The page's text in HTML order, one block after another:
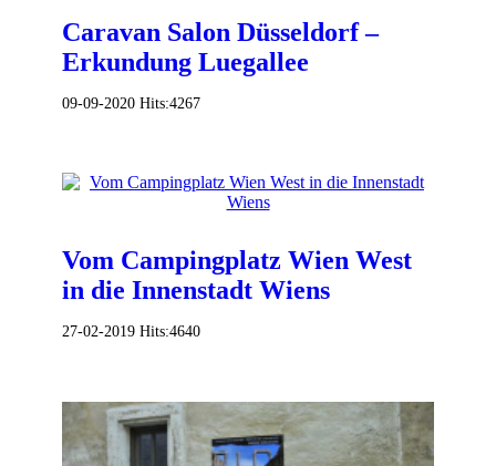
Caravan Salon Düsseldorf –
Erkundung Luegallee
09-09-2020 Hits:4267
Vom Campingplatz Wien West
in die Innenstadt Wiens
27-02-2019 Hits:4640